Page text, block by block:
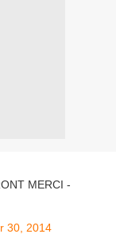
MERCI -
30, 2014